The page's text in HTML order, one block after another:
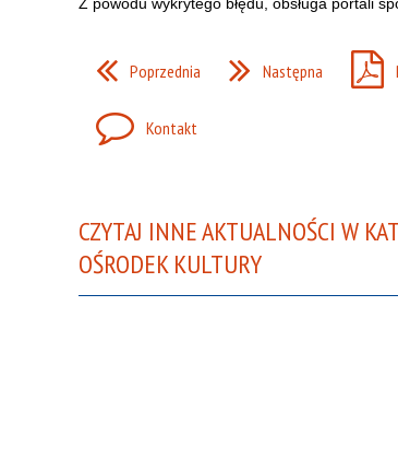
Poprzednia Następna
Kontakt
CZYTAJ INNE AKTUALNOŚCI W
OŚRODEK KULTURY